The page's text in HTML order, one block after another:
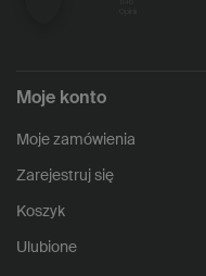
Moje konto
Moje zamówienia
Zarejestruj się
Koszyk
Ulubione